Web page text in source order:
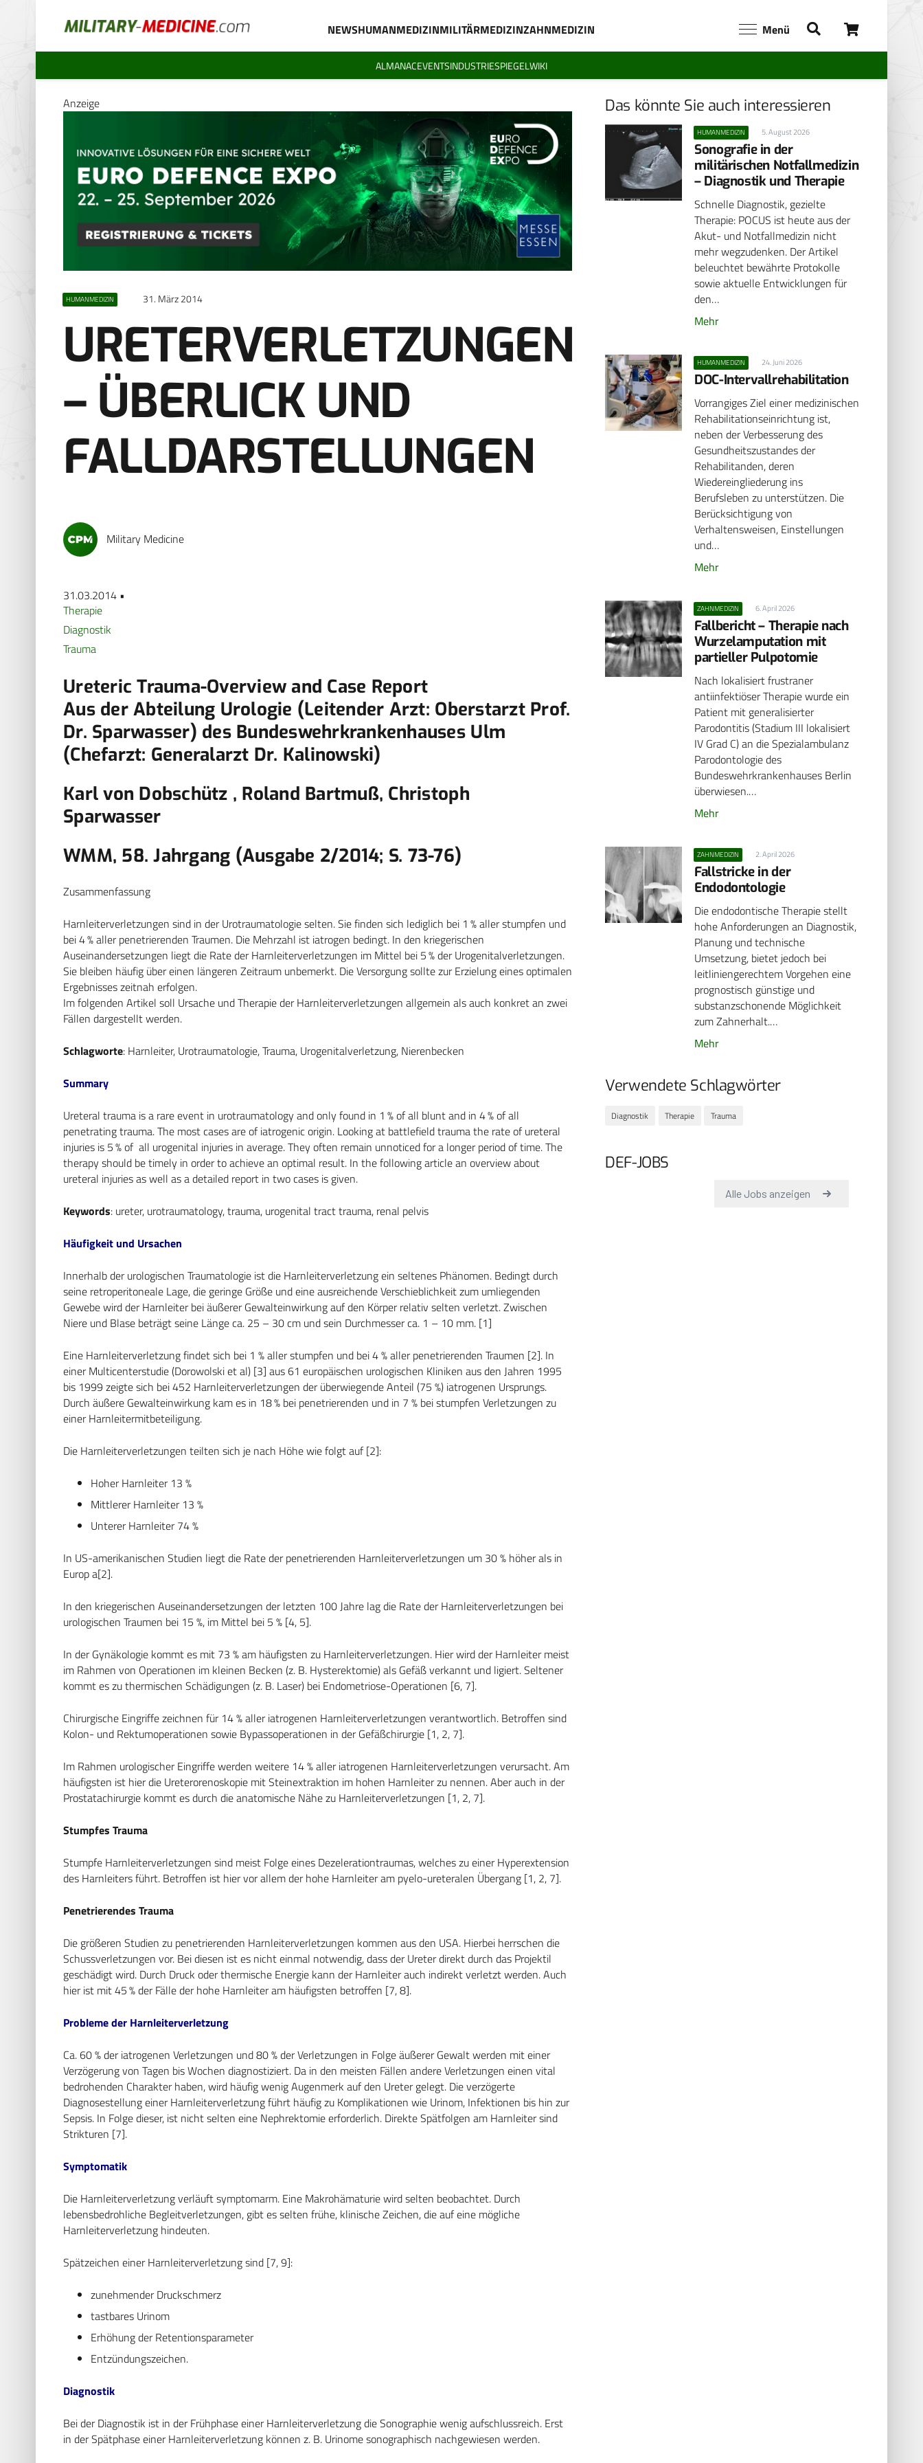
NEWSHUMANMEDIZINMILITÄRMEDIZINZAHNMEDIZIN Menü
ALMANACEVENTSINDUSTRIESPIEGELWIKI
Anzeige
HUMANMEDIZIN 31. März 2014
URETERVERLETZUNGEN
– ÜBERLICK UND
FALLDARSTELLUNGEN
Military Medicine
31.03.2014 •
Therapie
Diagnostik
Trauma
Ureteric Trauma-Overview and Case Report
Aus der Abteilung Urologie (Leitender Arzt: Oberstarzt Prof.
Dr. Sparwasser) des Bundeswehrkrankenhauses Ulm
(Chefarzt: Generalarzt Dr. Kalinowski)
Karl von Dobschütz , Roland Bartmuß, Christoph
Sparwasser
WMM, 58. Jahrgang (Ausgabe 2/2014; S. 73-76)
Zusammenfassung
Harnleiterverletzungen sind in der Urotraumatologie selten. Sie finden sich lediglich bei 1 % aller stumpfen und
bei 4 % aller penetrierenden Traumen. Die Mehrzahl ist iatrogen bedingt. In den kriegerischen
Auseinandersetzungen liegt die Rate der Harnleiterverletzungen im Mittel bei 5 % der Urogenitalverletzungen.
Sie bleiben häufig über einen längeren Zeitraum unbemerkt. Die Versorgung sollte zur Erzielung eines optimalen
Ergebnisses zeitnah erfolgen.
Im folgenden Artikel soll Ursache und Therapie der Harnleiterverletzungen allgemein als auch konkret an zwei
Fällen dargestellt werden.
Schlagworte: Harnleiter, Urotraumatologie, Trauma, Urogenitalverletzung, Nierenbecken
Summary
Ureteral trauma is a rare event in urotraumatology and only found in 1 % of all blunt and in 4 % of all
penetrating trauma. The most cases are of iatrogenic origin. Looking at battlefield trauma the rate of ureteral
injuries is 5 % of all urogenital injuries in average. They often remain unnoticed for a longer period of time. The
therapy should be timely in order to achieve an optimal result. In the following article an overview about
ureteral injuries as well as a detailed report in two cases is given.
Keywords: ureter, urotraumatology, trauma, urogenital tract trauma, renal pelvis
Häufigkeit und Ursachen
Innerhalb der urologischen Traumatologie ist die Harnleiterverletzung ein seltenes Phänomen. Bedingt durch
seine retroperitoneale Lage, die geringe Größe und eine ausreichende Verschieblichkeit zum umliegenden
Gewebe wird der Harnleiter bei äußerer Gewalteinwirkung auf den Körper relativ selten verletzt. Zwischen
Niere und Blase beträgt seine Länge ca. 25 – 30 cm und sein Durchmesser ca. 1 – 10 mm. [1]
Eine Harnleiterverletzung findet sich bei 1 % aller stumpfen und bei 4 % aller penetrierenden Traumen [2]. In
einer Multicenterstudie (Dorowolski et al) [3] aus 61 europäischen urologischen Kliniken aus den Jahren 1995
bis 1999 zeigte sich bei 452 Harnleiterverletzungen der überwiegende Anteil (75 %) iatrogenen Ursprungs.
Durch äußere Gewalteinwirkung kam es in 18 % bei penetrierenden und in 7 % bei stumpfen Verletzungen zu
einer Harnleitermitbeteiligung.
Die Harnleiterverletzungen teilten sich je nach Höhe wie folgt auf [2]:
Hoher Harnleiter 13 %
Mittlerer Harnleiter 13 %
Unterer Harnleiter 74 %
In US-amerikanischen Studien liegt die Rate der penetrierenden Harnleiterverletzungen um 30 % höher als in
Europ a[2].
In den kriegerischen Auseinandersetzungen der letzten 100 Jahre lag die Rate der Harnleiterverletzungen bei
urologischen Traumen bei 15 %, im Mittel bei 5 % [4, 5].
In der Gynäkologie kommt es mit 73 % am häufigsten zu Harnleiterverletzungen. Hier wird der Harnleiter meist
im Rahmen von Operationen im kleinen Becken (z. B. Hysterektomie) als Gefäß verkannt und ligiert. Seltener
kommt es zu thermischen Schädigungen (z. B. Laser) bei Endometriose-Operationen [6, 7].
Chirurgische Eingriffe zeichnen für 14 % aller iatrogenen Harnleiterverletzungen verantwortlich. Betroffen sind
Kolon- und Rektumoperationen sowie Bypassoperationen in der Gefäßchirurgie [1, 2, 7].
Im Rahmen urologischer Eingriffe werden weitere 14 % aller iatrogenen Harnleiterverletzungen verursacht. Am
häufigsten ist hier die Ureterorenoskopie mit Steinextraktion im hohen Harnleiter zu nennen. Aber auch in der
Prostatachirurgie kommt es durch die anatomische Nähe zu Harnleiterverletzungen [1, 2, 7].
Stumpfes Trauma
Stumpfe Harnleiterverletzungen sind meist Folge eines Dezelerationtraumas, welches zu einer Hyperextension
des Harnleiters führt. Betroffen ist hier vor allem der hohe Harnleiter am pyelo-ureteralen Übergang [1, 2, 7].
Penetrierendes Trauma
Die größeren Studien zu penetrierenden Harnleiterverletzungen kommen aus den USA. Hierbei herrschen die
Schussverletzungen vor. Bei diesen ist es nicht einmal notwendig, dass der Ureter direkt durch das Projektil
geschädigt wird. Durch Druck oder thermische Energie kann der Harnleiter auch indirekt verletzt werden. Auch
hier ist mit 45 % der Fälle der hohe Harnleiter am häufigsten betroffen [7, 8].
Probleme der Harnleiterverletzung
Ca. 60 % der iatrogenen Verletzungen und 80 % der Verletzungen in Folge äußerer Gewalt werden mit einer
Verzögerung von Tagen bis Wochen diagnostiziert. Da in den meisten Fällen andere Verletzungen einen vital
bedrohenden Charakter haben, wird häufig wenig Augenmerk auf den Ureter gelegt. Die verzögerte
Diagnosestellung einer Harnleiterverletzung führt häufig zu Komplikationen wie Urinom, Infektionen bis hin zur
Sepsis. In Folge dieser, ist nicht selten eine Nephrektomie erforderlich. Direkte Spätfolgen am Harnleiter sind
Strikturen [7].
Symptomatik
Die Harnleiterverletzung verläuft symptomarm. Eine Makrohämaturie wird selten beobachtet. Durch
lebensbedrohliche Begleitverletzungen, gibt es selten frühe, klinische Zeichen, die auf eine mögliche
Harnleiterverletzung hindeuten.
Spätzeichen einer Harnleiterverletzung sind [7, 9]:
zunehmender Druckschmerz
tastbares Urinom
Erhöhung der Retentionsparameter
Entzündungszeichen.
Diagnostik
Bei der Diagnostik ist in der Frühphase einer Harnleiterverletzung die Sonographie wenig aufschlussreich. Erst
in der Spätphase einer Harnleiterverletzung können z. B. Urinome sonographisch nachgewiesen werden.
Das könnte Sie auch interessieren
HUMANMEDIZIN 5. August 2026
Sonografie in der
militärischen Notfallmedizin
– Diagnostik und Therapie
Schnelle Diagnostik, gezielte
Therapie: POCUS ist heute aus der
Akut- und Notfallmedizin nicht
mehr wegzudenken. Der Artikel
beleuchtet bewährte Protokolle
sowie aktuelle Entwicklungen für
den…
Mehr
HUMANMEDIZIN 24. Juni 2026
DOC-Intervallrehabilitation
Vorrangiges Ziel einer medizinischen
Rehabilitationseinrichtung ist,
neben der Verbesserung des
Gesundheitszustandes der
Rehabilitanden, deren
Wiedereingliederung ins
Berufsleben zu unterstützen. Die
Berücksichtigung von
Verhaltensweisen, Einstellungen
und…
Mehr
ZAHNMEDIZIN 6. April 2026
Fallbericht – Therapie nach
Wurzelamputation mit
partieller Pulpotomie
Nach lokalisiert frustraner
antiinfektiöser Therapie wurde ein
Patient mit generalisierter
Parodontitis (Stadium III lokalisiert
IV Grad C) an die Spezialambulanz
Parodontologie des
Bundeswehrkrankenhauses Berlin
überwiesen.…
Mehr
ZAHNMEDIZIN 2. April 2026
Fallstricke in der
Endodontologie
Die endodontische Therapie stellt
hohe Anforderungen an Diagnostik,
Planung und technische
Umsetzung, bietet jedoch bei
leitliniengerechtem Vorgehen eine
prognostisch günstige und
substanzschonende Möglichkeit
zum Zahnerhalt.…
Mehr
Verwendete Schlagwörter
Diagnostik Therapie Trauma
DEF-JOBS